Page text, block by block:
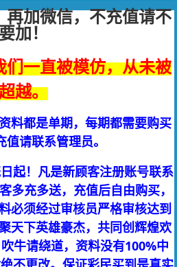
再加微信，不充值请不
要加！
一直被模仿，从未被
越。
料都是单期，每期都需要购买
值请联系管理员。
起！凡是新顾客注册账号联系
多充多送，充值后自由购买，
必须经过审核员严格审核达到
天下英雄豪杰，共同创辉煌欢
牛请绕道，资料没有100%中